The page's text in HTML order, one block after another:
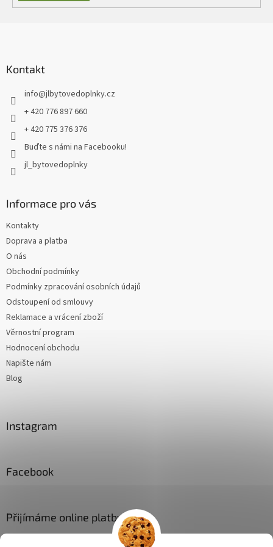
Kontakt
info@jlbytovedoplnky.cz
+ 420 776 897 660
+ 420 775 376 376
Buďte s námi na Facebooku!
jl_bytovedoplnky
Informace pro vás
Kontakty
Doprava a platba
O nás
Obchodní podmínky
Podmínky zpracování osobních údajů
Odstoupení od smlouvy
Reklamace a vrácení zboží
Věrnostní program
Hodnocení obchodu
Napište nám
Blog
Instagram
Facebook
Přijímáme online platby